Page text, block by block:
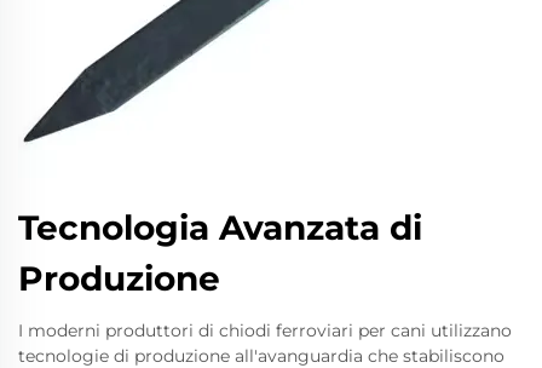
Tecnologia Avanzata di
Produzione
I moderni produttori di chiodi ferroviari per cani utilizzano
tecnologie di produzione all'avanguardia che stabiliscono